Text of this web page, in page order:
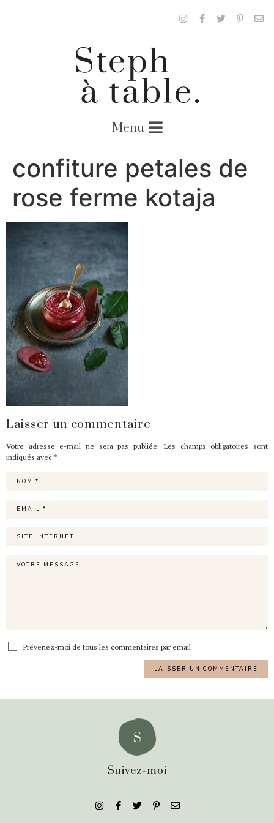
confiture petales de
rose ferme kotaja
Laisser un commentaire
Votre adresse e-mail ne sera pas publiée. Les champs obligatoires sont
indiqués avec *
Prévenez-moi de tous les commentaires par email
Suivez-moi
_